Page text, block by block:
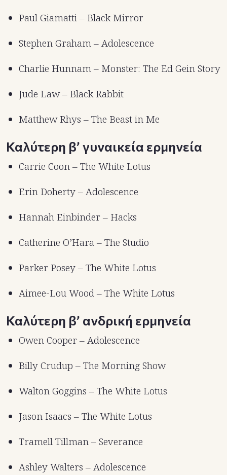
Paul Giamatti – Black Mirror
Stephen Graham – Adolescence
Charlie Hunnam – Monster: The Ed Gein Story
Jude Law – Black Rabbit
Matthew Rhys – The Beast in Me
Καλύτερη β’ γυναικεία ερμηνεία
Carrie Coon – The White Lotus
Erin Doherty – Adolescence
Hannah Einbinder – Hacks
Catherine O’Hara – The Studio
Parker Posey – The White Lotus
Aimee-Lou Wood – The White Lotus
Καλύτερη β’ ανδρική ερμηνεία
Owen Cooper – Adolescence
Billy Crudup – The Morning Show
Walton Goggins – The White Lotus
Jason Isaacs – The White Lotus
Tramell Tillman – Severance
Ashley Walters – Adolescence